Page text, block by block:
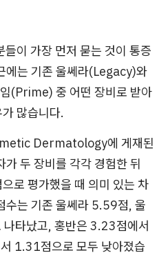
이 가장 먼저 묻는 것이 통증
에는 기존 울쎄라(Legacy)와
(Prime) 중 어떤 장비로 받아
많습니다.
Dermatology에 게재된
두 장비를 각각 경험한 뒤
로 평가했을 때 의미 있는 차
수는 기존 울쎄라 5.59점, 울
타났고, 홍반은 3.23점에서
1.31점으로 모두 낮아졌습